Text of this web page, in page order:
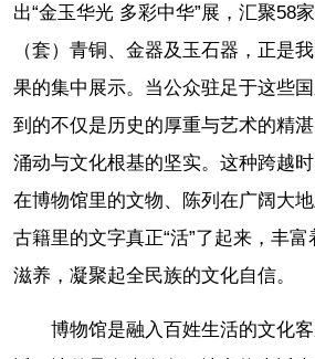
出“金玉华光 多彩中华”展，汇聚58
（套）青铜、金器及玉石器，正是
果的集中展示。当公众驻足于这些
到的不仅是历史的厚重与艺术的精
涌动与文化根基的坚实。这种跨越
在博物馆里的文物、陈列在广阔大
古籍里的文字真正“活”了起来，丰
滋养，凝聚起全民族的文化自信。
博物馆是融入百姓生活的文化